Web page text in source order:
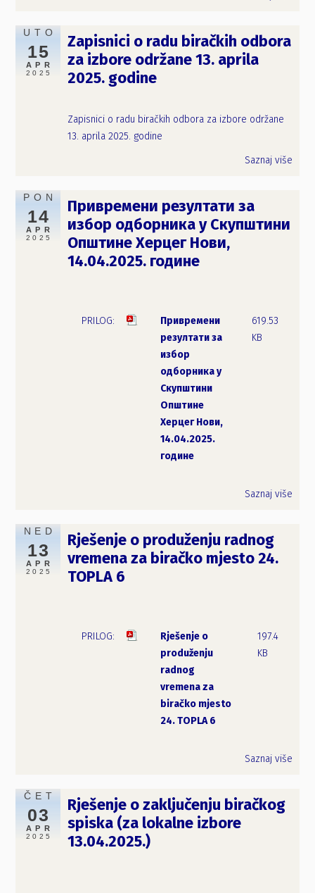
UTO
15
APR
2025
Zapisnici o radu biračkih odbora
za izbore održane 13. aprila
2025. godine
Zapisnici o radu biračkih odbora za izbore održane
13. aprila 2025. godine
Saznaj više
PON
14
APR
2025
Привремени резултати за
избор одборника у Скупштини
Општине Херцег Нови,
14.04.2025. године
Привремени
резултати за
избор
одборника у
Скупштини
Општине
Херцег Нови,
14.04.2025.
године
619.53
KB
Saznaj više
NED
13
APR
2025
Rješenje o produženju radnog
vremena za biračko mjesto 24.
TOPLA 6
Rješenje o
produženju
radnog
vremena za
biračko mjesto
24. TOPLA 6
197.4
KB
Saznaj više
ČET
03
APR
2025
Rješenje o zaključenju biračkog
spiska (za lokalne izbore
13.04.2025.)